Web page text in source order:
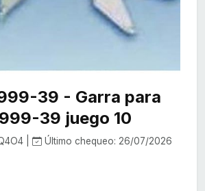
39 - Garra para
39 juego 10
|
Último chequeo: 26/07/2026